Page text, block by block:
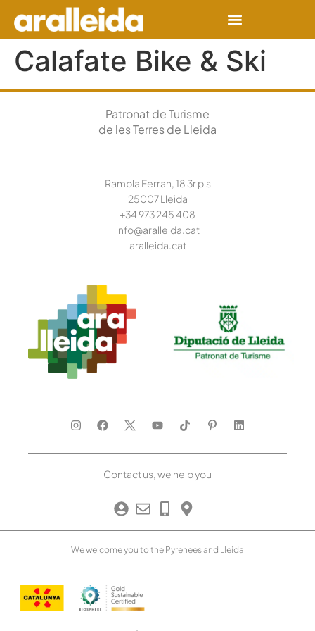
Calafate Bike & Ski
Patronat de Turisme
de les Terres de Lleida
Rambla Ferran, 18 3r pis
25007 Lleida
+34 973 245408
info@aralleida.cat
aralleida.cat
Contact us, we help you
We welcome you to the Pyrenees and Lleida